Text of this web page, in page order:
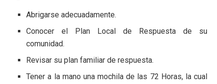
Abrigarse adecuadamente.
Conocer el Plan Local de Respuesta de su
comunidad.
Revisar su plan familiar de respuesta.
Tener a la mano una mochila de las 72 Horas, la cual